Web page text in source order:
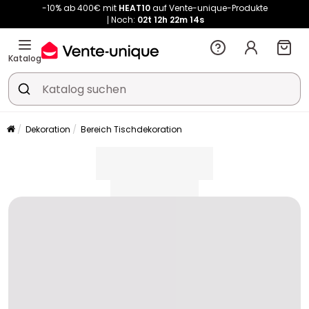
-10% ab 400€ mit HEAT10auf Vente-unique-Produkte
Noch: 02t 12h 22m14s
-10% ab 400€ mitHEAT10auf Vente-unique-Produkte
Katalog
Dekoration Bereich Tischdekoration